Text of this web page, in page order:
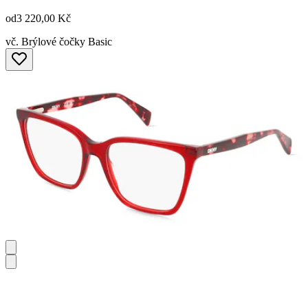
od3 220,00 Kč
vč. Brýlové čočky Basic